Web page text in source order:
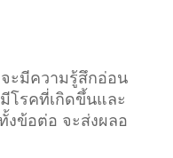
จะมีความรู้สึกอ่อน
โรคที่เกิดขึ้นและ
งข้อต่อ จะส่งผลอ